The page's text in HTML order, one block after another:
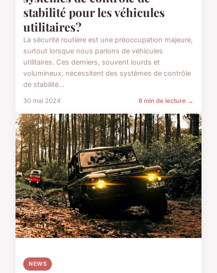
stabilité pour les véhicules
utilitaires?
La sécurité routière est une préoccupation majeure,
surtout lorsque nous parlons de véhicules
utilitaires. Ces derniers, souvent lourds et
volumineux, nécessitent des systèmes de contrôle
de stabilité...
30 mai 2024 6 min de lecture →
NEWS